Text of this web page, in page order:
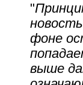
"
фоне
выше